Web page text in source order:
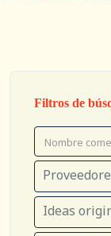
Filtros de
Ideas